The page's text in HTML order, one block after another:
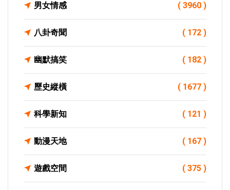
男女情感 ( 3960 )
八卦奇聞 ( 172 )
幽默搞笑 ( 182 )
歷史縱橫 ( 1677 )
科學新知 ( 121 )
動漫天地 ( 167 )
遊戲空間 ( 375 )